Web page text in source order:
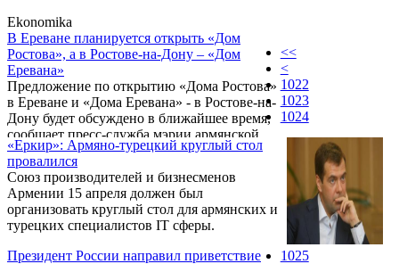
Ekonomika
В Ереване планируется открыть «Дом
Ростова», а в Ростове-на-Дону – «Дом
Еревана»
Предложение по открытию «Дома Ростова»
в Ереване и «Дома Еревана» - в Ростове-на-
Дону будет обсуждено в ближайшее время,
сообщает пресс-служба мэрии армянской
столицы. Такая договоренность была
достигнута в ходе состоявшейся в
понедельник встречи мэра Еревана Карена
Карапетяна с заместителем главы Ростова-
на-Дону Владимиром Киргинцевым.
«Еркир»: Армяно-турецкий круглый стол
провалился
Союз производителей и бизнесменов
Армении 15 апреля должен был
организовать круглый стол для армянских и
турецких специалистов IT сферы.
Президент России направил приветствие
<<
<
1022
1023
1024
1025